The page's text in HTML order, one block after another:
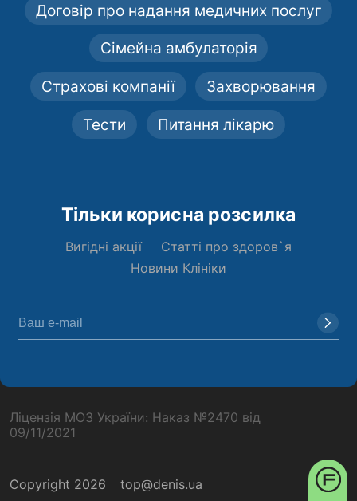
Договір про надання медичних послуг
Сімейна амбулаторія
Страхові компанії Захворювання
Тести Питання лікарю
Тільки корисна розсилка
Вигідні акції
Статті про здоров`я
Новини Клініки
Copyright 2026 top@denis.ua
Ліцензія МОЗ України: Наказ №2470 від
09/11/2021